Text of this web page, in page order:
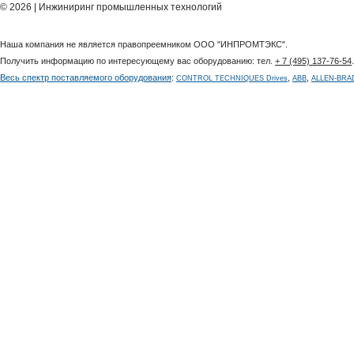
© 2026 | Инжиниринг промышленных технологий
Наша компания не является правопреемником ООО "ИНПРОМТЭКС".
Получить информацию по интересующему вас оборудованию: тел. + 7 (495) 137-76-54
Весь спектр поставляемого оборудования: CONTROL TECHNIQUES Drives ABB ALLEN-